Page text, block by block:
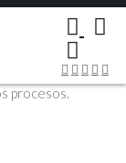
son muy
procesos.